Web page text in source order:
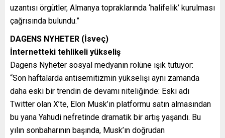
uzantısı örgütler, Almanya topraklarında ‘halifelik’ kurulması
çağrısında bulundu.”
DAGENS NYHETER (İsveç)
İnternetteki tehlikeli yükseliş
Dagens Nyheter sosyal medyanın rolüne ışık tutuyor:
“Son haftalarda antisemitizmin yükselişi aynı zamanda
daha eski bir trendin de devamı niteliğinde: Eski adı
Twitter olan X’te, Elon Musk’ın platformu satın almasından
bu yana Yahudi nefretinde dramatik bir artış yaşandı. Bu
yılın sonbaharının başında, Musk’ın doğrudan